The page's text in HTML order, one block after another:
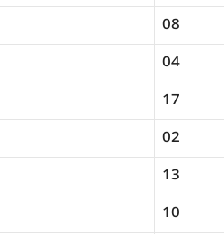
08
04
17
02
13
10